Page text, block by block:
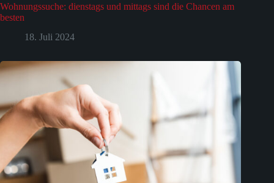
Wohnungssuche: dienstags und mittags sind die Chancen am
besten
18. Juli 2024